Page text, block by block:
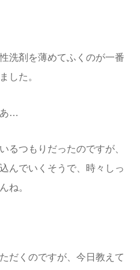
洗剤を薄めてふくのが一番
した。
あ…
るつもりだったのですが、
んでいくそうで、時々しっ
ね。
だくのですが、今日教えて